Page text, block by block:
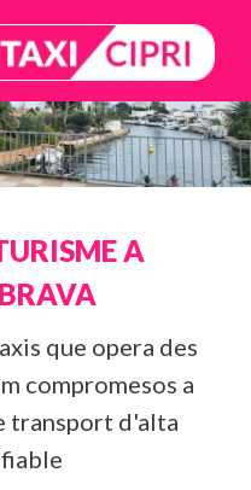
A
que opera des
compromesos a
transport d'alta